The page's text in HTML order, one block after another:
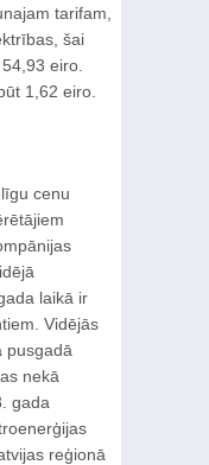
tarifam,
šai
eiro.
1,62 eiro.
cenu
laikā ir
Vidējās
pusgadā
nekā
gada
reģionā